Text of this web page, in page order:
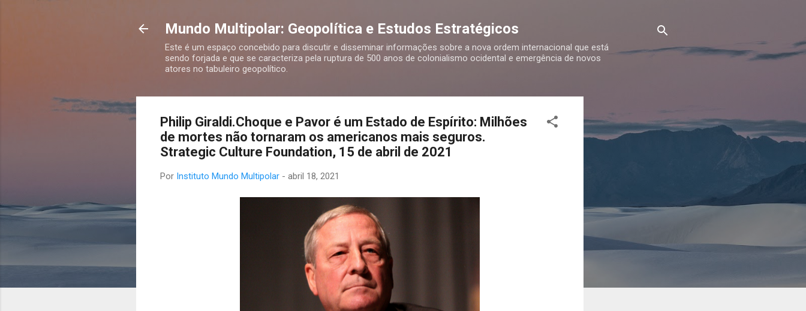
Mundo Multipolar: Geopolítica e Estudos Estratégicos
Este é um espaço concebido para discutir e disseminar informações sobre a nova ordem internacional que está
sendo forjada e que se caracteriza pela ruptura de 500 anos de colonialismo ocidental e emergência de novos
atores no tabuleiro geopolítico.
Philip Giraldi.Choque e Pavor é um Estado de Espírito: Milhões
de mortes não tornaram os americanos mais seguros.
Strategic Culture Foundation, 15 de abril de 2021
Por Instituto Mundo Multipolar - abril 18, 2021